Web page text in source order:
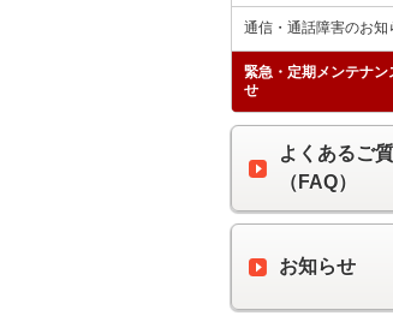
通信・通話障害のお知
緊急・定期メンテナン
せ
よくあるご
（FAQ）
お知らせ